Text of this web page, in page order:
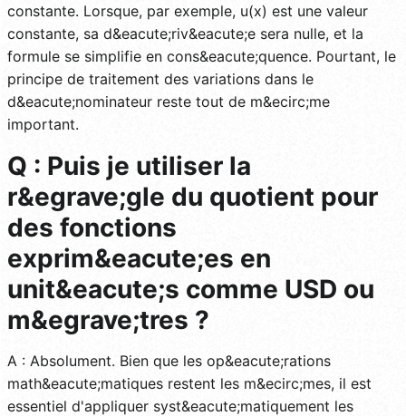
constante. Lorsque, par exemple, u(x) est une valeur
constante, sa d&eacute;riv&eacute;e sera nulle, et la
formule se simplifie en cons&eacute;quence. Pourtant, le
principe de traitement des variations dans le
d&eacute;nominateur reste tout de m&ecirc;me
important.
Q : Puis je utiliser la
r&egrave;gle du quotient pour
des fonctions
exprim&eacute;es en
unit&eacute;s comme USD ou
m&egrave;tres ?
A : Absolument. Bien que les op&eacute;rations
math&eacute;matiques restent les m&ecirc;mes, il est
essentiel d'appliquer syst&eacute;matiquement les